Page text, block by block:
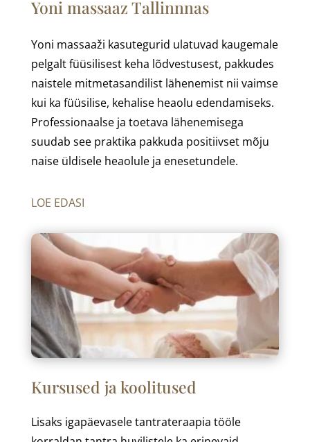
Yoni massaaz Tallinnnas
Yoni massaaži kasutegurid ulatuvad kaugemale
pelgalt füüsilisest keha lõdvestusest, pakkudes
naistele mitmetasandilist lähenemist nii vaimse
kui ka füüsilise, kehalise heaolu edendamiseks.
Professionaalse ja toetava lähenemisega
suudab see praktika pakkuda positiivset mõju
naise üldisele heaolule ja enesetundele.
LOE EDASI
Kursused ja koolitused
Lisaks igapäevasele tantrateraapia tööle